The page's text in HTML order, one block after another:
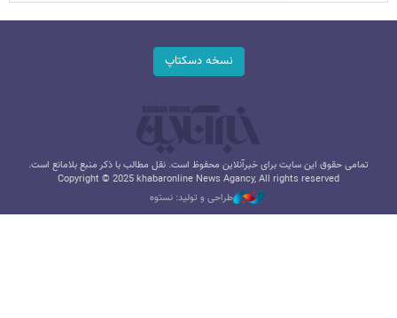
نسخه دسکتاپ
تمامی حقوق این سایت برای خبرآنلاین محفوظ است. نقل مطالب با ذکر منبع بلامانع است.
Copyright © 2025 khabaronline News Agancy, All rights reserved
طراحی و تولید: نستوه